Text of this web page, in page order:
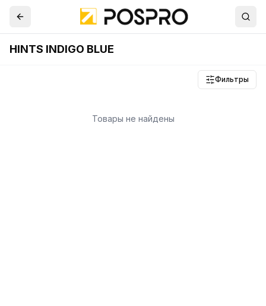
HINTS INDIGO BLUE
Фильтры
Товары не найдены